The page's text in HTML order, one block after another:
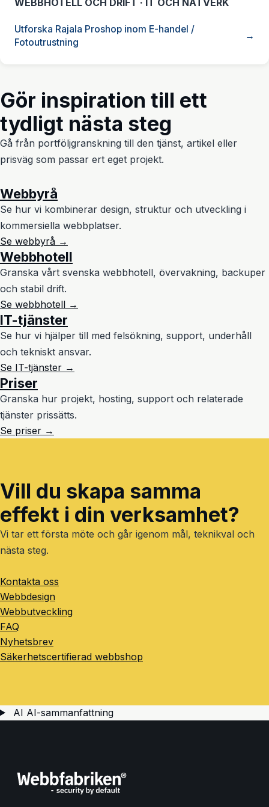
Utforska Rajala Proshop inom E-handel /
Fotoutrustning
Gör inspiration till ett
tydligt nästa steg
Gå från portföljgranskning till den tjänst, artikel eller
prisväg som passar ert eget projekt.
Webbyrå
Se hur vi kombinerar design, struktur och utveckling i
kommersiella webbplatser.
Se webbyrå →
Webbhotell
Granska vårt svenska webbhotell, övervakning, backuper
och stabil drift.
Se webbhotell →
IT-tjänster
Se hur vi hjälper till med felsökning, support, underhåll
och tekniskt ansvar.
Se IT-tjänster →
Priser
Granska hur projekt, hosting, support och relaterade
tjänster prissätts.
Se priser →
Vill du skapa samma
effekt i din verksamhet?
Vi tar ett första möte och går igenom mål, teknikval och
nästa steg.
Kontakta oss
Webbdesign
Webbutveckling
FAQ
Nyhetsbrev
Säkerhetscertifierad webbshop
AI AI-sammanfattning